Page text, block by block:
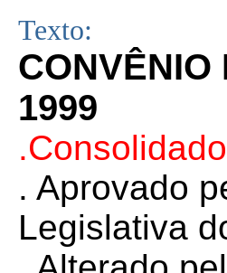
Texto:
CONVÊNIO
1999
. Aprovado
Legislativa